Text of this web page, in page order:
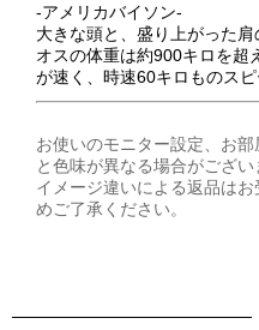
‐アメリカバイソン‐
大きな頭と、盛り上がった肩
オスの体重は約900キロを超
が速く、時速60キロものス
お使いのモニター設定、お
と色味が異なる場合がござい
イメージ違いによる返品は
めご了承ください。